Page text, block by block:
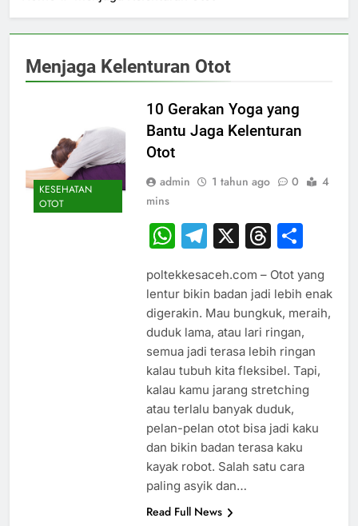
Menjaga Kelenturan Otot
KESEHATAN
OTOT
10 Gerakan Yoga yang
Bantu Jaga Kelenturan
Otot
admin 1 tahun ago 0
4
mins
WhatsApp
Telegram
X
poltekkesaceh.com – Otot yang
lentur bikin badan jadi lebih enak
digerakin. Mau bungkuk, meraih,
duduk lama, atau lari ringan,
semua jadi terasa lebih ringan
kalau tubuh kita fleksibel. Tapi,
kalau kamu jarang stretching
atau terlalu banyak duduk,
pelan-pelan otot bisa jadi kaku
dan bikin badan terasa kaku
kayak robot. Salah satu cara
paling asyik dan…
Read Full News